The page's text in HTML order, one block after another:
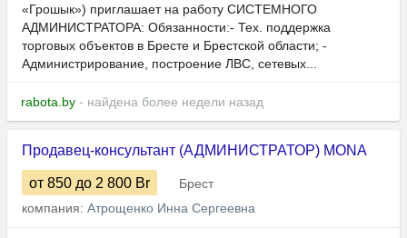
«Грошык») приглашает на работу СИСТЕМНОГО
АДМИНИСТРАТОРА: Обязанности:- Тех. поддержка
торговых объектов в Бресте и Брестской области; -
Администрирование, построение ЛВС, сетевых...
rabota.by - найдена более недели назад
Продавец-консультант (АДМИНИСТРАТОР) MONA
от 850 до 2 800 Br
Брест
компания: Атрощенко Инна Сергеевна